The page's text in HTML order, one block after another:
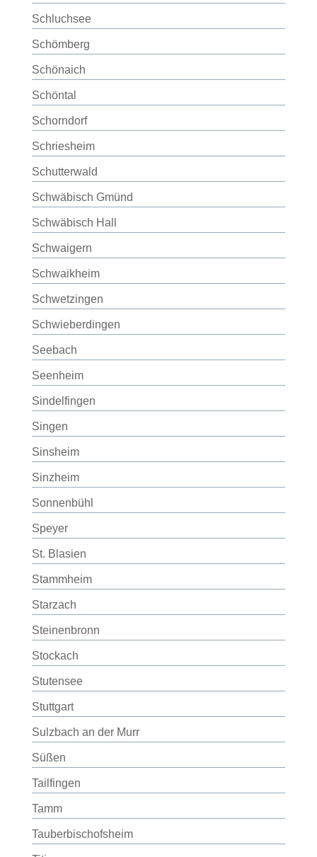
Schluchsee
Schömberg
Schönaich
Schöntal
Schorndorf
Schriesheim
Schutterwald
Schwäbisch Gmünd
Schwäbisch Hall
Schwaigern
Schwaikheim
Schwetzingen
Schwieberdingen
Seebach
Seenheim
Sindelfingen
Singen
Sinsheim
Sinzheim
Sonnenbühl
Speyer
St. Blasien
Stammheim
Starzach
Steinenbronn
Stockach
Stutensee
Stuttgart
Sulzbach an der Murr
Süßen
Tailfingen
Tamm
Tauberbischofsheim